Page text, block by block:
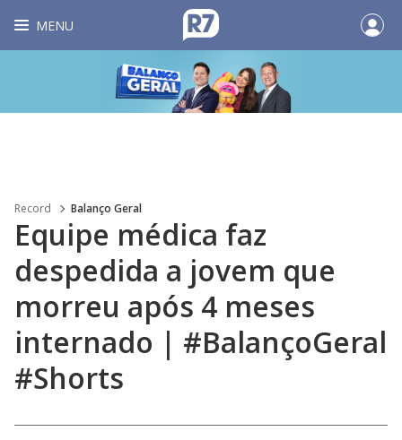
MENU
Record Balanço Geral
Equipe médica faz
despedida a jovem que
morreu após 4 meses
internado | #BalançoGeral
#Shorts